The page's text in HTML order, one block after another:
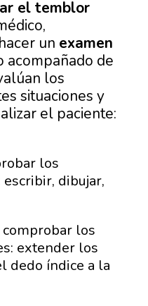
el temblor
un examen
acompañado de
los
situaciones y
el paciente:
los
dibujar,
comprobar los
extender los
dedo índice a la